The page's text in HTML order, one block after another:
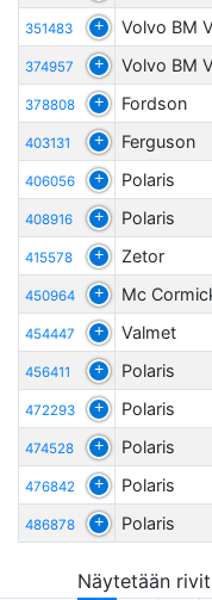
351483 Volvo BM
374957 Volvo BM
378808 Fordson
403131 Ferguson
406056 Polaris
408916 Polaris
415578 Zetor
450964 Mc
454447 Valmet
456411 Polaris
472293 Polaris
474528 Polaris
476842 Polaris
486878 Polaris
Näytetään